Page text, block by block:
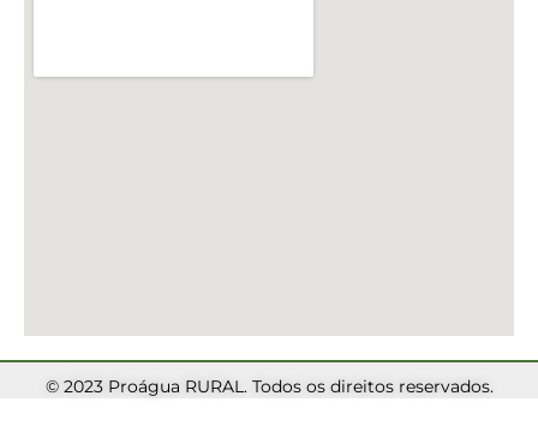
© 2023 Proágua RURAL. Todos os direitos reservados.